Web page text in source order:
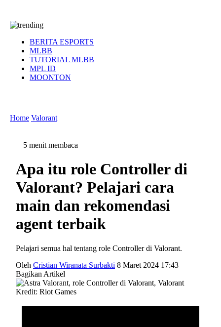
BERITA ESPORTS
MLBB
TUTORIAL MLBB
MPL ID
MOONTON
Home Valorant
5 menit membaca
Apa itu role Controller di
Valorant? Pelajari cara
main dan rekomendasi
agent terbaik
Pelajari semua hal tentang role Controller di Valorant.
Oleh Cristian Wiranata Surbakti 8 Maret 2024 17:43
Bagikan Artikel
Kredit: Riot Games